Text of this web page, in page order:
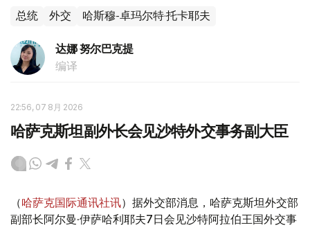
总统 外交 哈斯穆-卓玛尔特·托卡耶夫
达娜 努尔巴克提
编译
22:56, 07 8月 2026
哈萨克斯坦副外长会见沙特外交事务副大臣
（哈萨克国际通讯社讯）据外交部消息，哈萨克斯坦外交部
副部长阿尔曼·伊萨哈利耶夫7日会见沙特阿拉伯王国外交事